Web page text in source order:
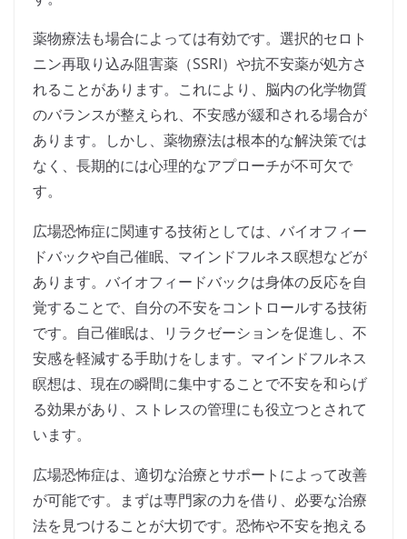
薬物療法も場合によっては有効です。選択的セロト
ニン再取り込み阻害薬（SSRI）や抗不安薬が処方さ
れることがあります。これにより、脳内の化学物質
のバランスが整えられ、不安感が緩和される場合が
あります。しかし、薬物療法は根本的な解決策では
なく、長期的には心理的なアプローチが不可欠で
す。
広場恐怖症に関連する技術としては、バイオフィー
ドバックや自己催眠、マインドフルネス瞑想などが
あります。バイオフィードバックは身体の反応を自
覚することで、自分の不安をコントロールする技術
です。自己催眠は、リラクゼーションを促進し、不
安感を軽減する手助けをします。マインドフルネス
瞑想は、現在の瞬間に集中することで不安を和らげ
る効果があり、ストレスの管理にも役立つとされて
います。
広場恐怖症は、適切な治療とサポートによって改善
が可能です。まずは専門家の力を借り、必要な治療
法を見つけることが大切です。恐怖や不安を抱える